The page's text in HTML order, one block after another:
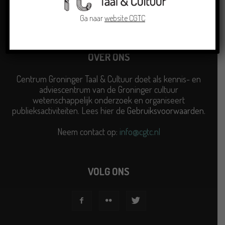
OVER ONS
Centrum Groninger Taal & Cultuur doet als kennis- en
adviescentrum van de Groninger cultuur
wetenschappelijk onderzoek en organiseert
publieksactiviteiten. Lees hier de Gebruiksvoorwaarden.
Neem contact op: info@cgtc.nl
VOLG ONS
Ga naarwebsite CGTC